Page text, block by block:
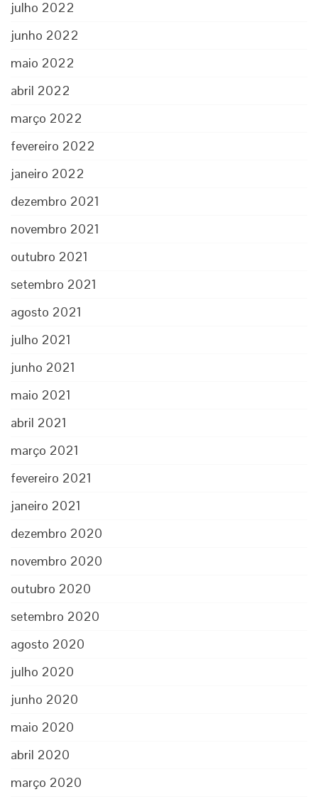
julho 2022
junho 2022
maio 2022
abril 2022
março 2022
fevereiro 2022
janeiro 2022
dezembro 2021
novembro 2021
outubro 2021
setembro 2021
agosto 2021
julho 2021
junho 2021
maio 2021
abril 2021
março 2021
fevereiro 2021
janeiro 2021
dezembro 2020
novembro 2020
outubro 2020
setembro 2020
agosto 2020
julho 2020
junho 2020
maio 2020
abril 2020
março 2020